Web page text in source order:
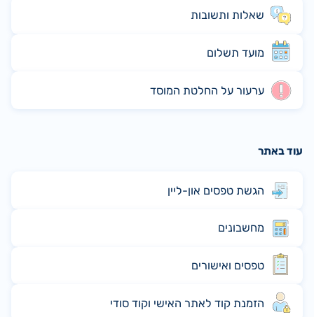
שאלות ותשובות
מועד תשלום
ערעור על החלטת המוסד
עוד באתר
הגשת טפסים און-ליין
מחשבונים
טפסים ואישורים
הזמנת קוד לאתר האישי וקוד סודי